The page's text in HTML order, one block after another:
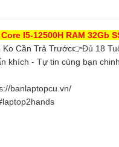
I5-12500H RAM 32Gb
Cần Trả Trước👉Đủ 18
khích - Tự tin cùng bạn
banlaptopcu.vn/